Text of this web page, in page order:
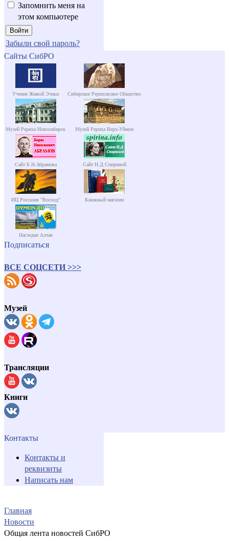
Запомнить меня на
этом компьютере
Забыли свой пароль?
Сайты СибРО
Учение Живой Этики Сибирское Рериховское Общество
Музей Рериха Новосибирск Музей Рериха Верх-Уймон
Сайт Б.Н.Абрамова Сайт Н.Д.Спириной
ИЦ Россазия "Восход" Книжный магазин
Наследие Алтая
Подписаться
ВСЕ СОЦСЕТИ >>>
Музей
Трансляции
Книги
Контакты
Контакты и
реквизиты
Написать нам
Главная
Новости
Общая лента новостей СибРО